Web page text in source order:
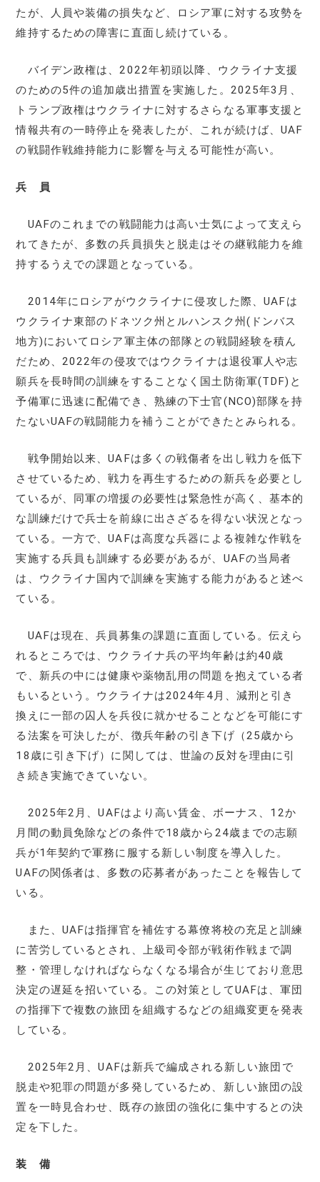
たが、人員や装備の損失など、ロシア軍に対する攻勢を
維持するための障害に直面し続けている。
バイデン政権は、2022年初頭以降、ウクライナ支援
のための5件の追加歳出措置を実施した。2025年3月、
トランプ政権はウクライナに対するさらなる軍事支援と
情報共有の一時停止を発表したが、これが続けば、UAF
の戦闘作戦維持能力に影響を与える可能性が高い。
兵 員
UAFのこれまでの戦闘能力は高い士気によって支えら
れてきたが、多数の兵員損失と脱走はその継戦能力を維
持するうえでの課題となっている。
2014年にロシアがウクライナに侵攻した際、UAFは
ウクライナ東部のドネツク州とルハンスク州(ドンバス
地方)においてロシア軍主体の部隊との戦闘経験を積ん
だため、2022年の侵攻ではウクライナは退役軍人や志
願兵を長時間の訓練をすることなく国土防衛軍(TDF)と
予備軍に迅速に配備でき、熟練の下士官(NCO)部隊を持
たないUAFの戦闘能力を補うことができたとみられる。
戦争開始以来、UAFは多くの戦傷者を出し戦力を低下
させているため、戦力を再生するための新兵を必要とし
ているが、同軍の増援の必要性は緊急性が高く、基本的
な訓練だけで兵士を前線に出さざるを得ない状況となっ
ている。一方で、UAFは高度な兵器による複雑な作戦を
実施する兵員も訓練する必要があるが、UAFの当局者
は、ウクライナ国内で訓練を実施する能力があると述べ
ている。
UAFは現在、兵員募集の課題に直面している。伝えら
れるところでは、ウクライナ兵の平均年齢は約40歳
で、新兵の中には健康や薬物乱用の問題を抱えている者
もいるという。ウクライナは2024年4月、減刑と引き
換えに一部の囚人を兵役に就かせることなどを可能にす
る法案を可決したが、徴兵年齢の引き下げ（25歳から
18歳に引き下げ）に関しては、世論の反対を理由に引
き続き実施できていない。
2025年2月、UAFはより高い賃金、ボーナス、12か
月間の動員免除などの条件で18歳から24歳までの志願
兵が1年契約で軍務に服する新しい制度を導入した。
UAFの関係者は、多数の応募者があったことを報告して
いる。
また、UAFは指揮官を補佐する幕僚将校の充足と訓練
に苦労しているとされ、上級司令部が戦術作戦まで調
整・管理しなければならなくなる場合が生じており意思
決定の遅延を招いている。この対策としてUAFは、軍団
の指揮下で複数の旅団を組織するなどの組織変更を発表
している。
2025年2月、UAFは新兵で編成される新しい旅団で
脱走や犯罪の問題が多発しているため、新しい旅団の設
置を一時見合わせ、既存の旅団の強化に集中するとの決
定を下した。
装 備